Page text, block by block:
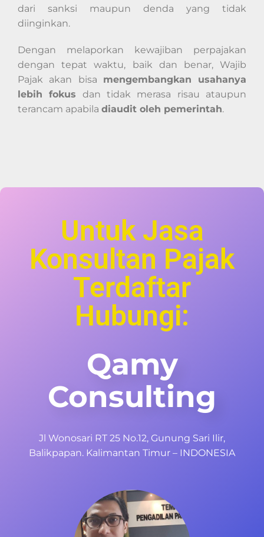
dari sanksi maupun denda yang tidak
diinginkan.
Dengan melaporkan kewajiban perpajakan
dengan tepat waktu, baik dan benar, Wajib
Pajak akan bisa mengembangkan usahanya
lebih fokus dan tidak merasa risau ataupun
terancam apabila diaudit oleh pemerintah.
Untuk Jasa
Konsultan Pajak
Terdaftar
Hubungi:
Qamy
Consulting
Jl Wonosari RT 25 No.12, Gunung Sari Ilir,
Balikpapan. Kalimantan Timur – INDONESIA